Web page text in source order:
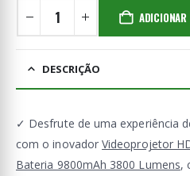
ADICIONAR
DESCRIÇÃO
✓ Desfrute de uma experiência
com o inovadorVideoprojetor
Bateria 9800mAh 3800 Lumens,